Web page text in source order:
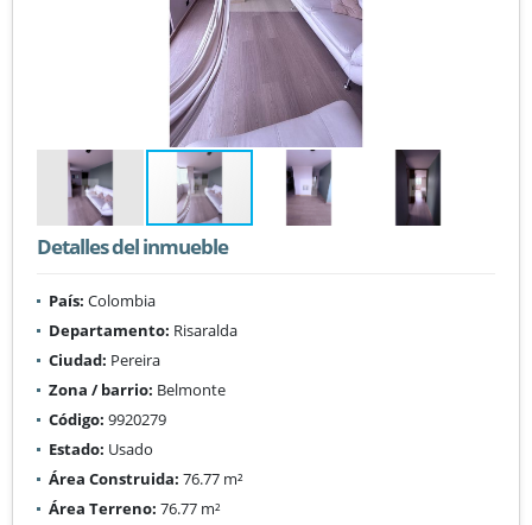
Detalles del inmueble
País: Colombia
Departamento: Risaralda
Ciudad: Pereira
Zona / barrio: Belmonte
Código: 9920279
Estado: Usado
Área Construida: 76.77 m²
Área Terreno: 76.77 m²